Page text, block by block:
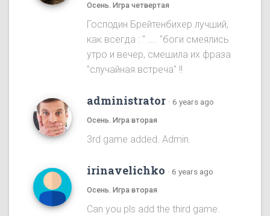
Осень. Игра четвертая
Господин Брейтенбихер лучший,
как всегда : " .... "боги смеялись
утро и вечер, смешила их фраза
"случайная встреча" !!
administrator · 6 years ago
Осень. Игра вторая
3rd game added. Admin.
irinavelichko · 6 years ago
Осень. Игра вторая
Can you pls add the third game.